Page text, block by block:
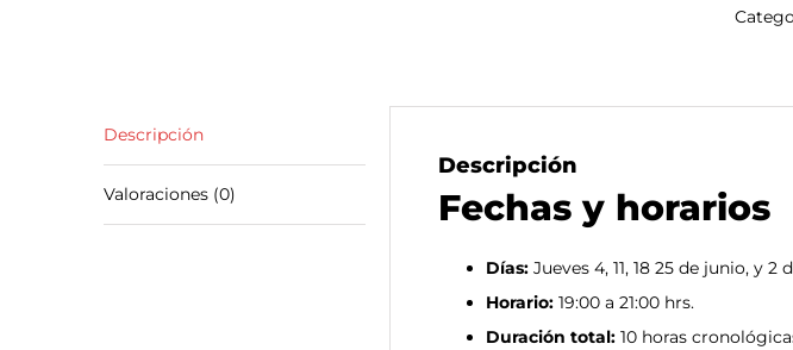
Descripción
Valoraciones (0)
Descripción
Fechas y horarios
Días: Jueves 4, 11, 18 25 de junio, y 2
Horario: 19:00 a 21:00 hrs.
Duración total: 10 horas